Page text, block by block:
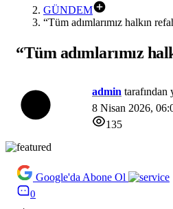
GÜNDEM
“Tüm adımlarımız halkın
“Tüm adımlarımız
admin tarafından
8 Nisan 2026,
135
Google'da Abone Ol
0